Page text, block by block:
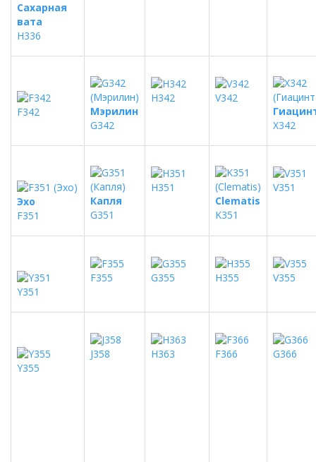
Сахарная
вата
H336
F342
Мэрилин
G342
H342
V342
X342
Эхо
F351
Капля
G351
H351
Clematis
K351
V351
Y351
F355 G355 H355 V355
Y355
J358 H363 F366 G366